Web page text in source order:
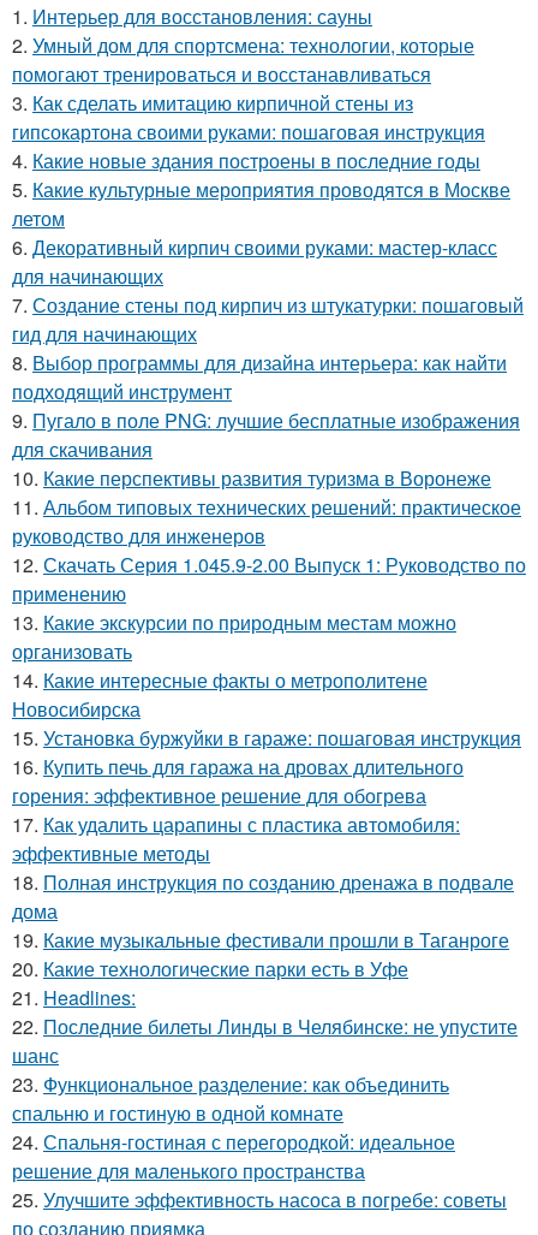
1. Интерьер для восстановления: сауны
2. Умный дом для спортсмена: технологии, которые
помогают тренироваться и восстанавливаться
3. Как сделать имитацию кирпичной стены из
гипсокартона своими руками: пошаговая инструкция
4. Какие новые здания построены в последние годы
5. Какие культурные мероприятия проводятся в Москве
летом
6. Декоративный кирпич своими руками: мастер-класс
для начинающих
7. Создание стены под кирпич из штукатурки: пошаговый
гид для начинающих
8. Выбор программы для дизайна интерьера: как найти
подходящий инструмент
9. Пугало в поле PNG: лучшие бесплатные изображения
для скачивания
10. Какие перспективы развития туризма в Воронеже
11. Альбом типовых технических решений: практическое
руководство для инженеров
12. Скачать Серия 1.045.9-2.00 Выпуск 1: Руководство по
применению
13. Какие экскурсии по природным местам можно
организовать
14. Какие интересные факты о метрополитене
Новосибирска
15. Установка буржуйки в гараже: пошаговая инструкция
16. Купить печь для гаража на дровах длительного
горения: эффективное решение для обогрева
17. Как удалить царапины с пластика автомобиля:
эффективные методы
18. Полная инструкция по созданию дренажа в подвале
дома
19. Какие музыкальные фестивали прошли в Таганроге
20. Какие технологические парки есть в Уфе
21. Headlines:
22. Последние билеты Линды в Челябинске: не упустите
шанс
23. Функциональное разделение: как объединить
спальню и гостиную в одной комнате
24. Спальня-гостиная с перегородкой: идеальное
решение для маленького пространства
25. Улучшите эффективность насоса в погребе: советы
по созданию приямка